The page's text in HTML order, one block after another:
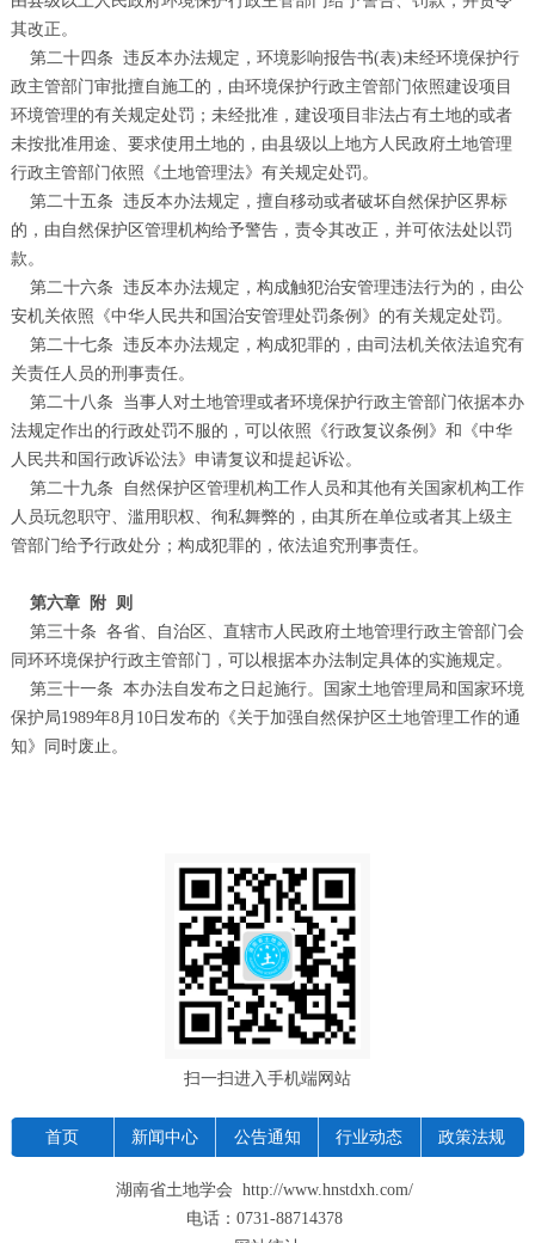
其改正。
第二十四条 违反本办法规定，环境影响报告书(表)未经环境保护行
政主管部门审批擅自施工的，由环境保护行政主管部门依照建设项目
环境管理的有关规定处罚；未经批准，建设项目非法占有土地的或者
未按批准用途、要求使用土地的，由县级以上地方人民政府土地管理
行政主管部门依照《土地管理法》有关规定处罚。
第二十五条 违反本办法规定，擅自移动或者破坏自然保护区界标
的，由自然保护区管理机构给予警告，责令其改正，并可依法处以罚
款。
第二十六条 违反本办法规定，构成触犯治安管理违法行为的，由公
安机关依照《中华人民共和国治安管理处罚条例》的有关规定处罚。
第二十七条 违反本办法规定，构成犯罪的，由司法机关依法追究有
关责任人员的刑事责任。
第二十八条
当事人对土地管理或者环境保护行政主管部门依据本办
法规定作出的行政处罚不服的，可以依照《行政复议条例》和《中华
人民共和国行政诉讼法》申请复议和提起诉讼。
第二十九条
自然保护区管理机构工作人员和其他有关国家机构工作
人员玩忽职守、滥用职权、徇私舞弊的，由其所在单位或者其上级主
管部门给予行政处分；构成犯罪的，依法追究刑事责任。
第六章 附
则
第三十条 各省、自治区、直辖市人民政府土地管理行政主管部门会
同环环境保护行政主管部门，可以根据本办法制定具体的实施规定。
第三十一条 本办法自发布之日起施行。国家土地管理局和国家环境
保护局1989年8月 10日发布的《关于加强自然保护区土地管理工作的通
知》同时废止。
扫一扫进入手机端网站
首页 新闻中心 公告通知 行业动态 政策法规
湖南省土地学会 http://www.hnstdxh.com/
电话：0731-88714378